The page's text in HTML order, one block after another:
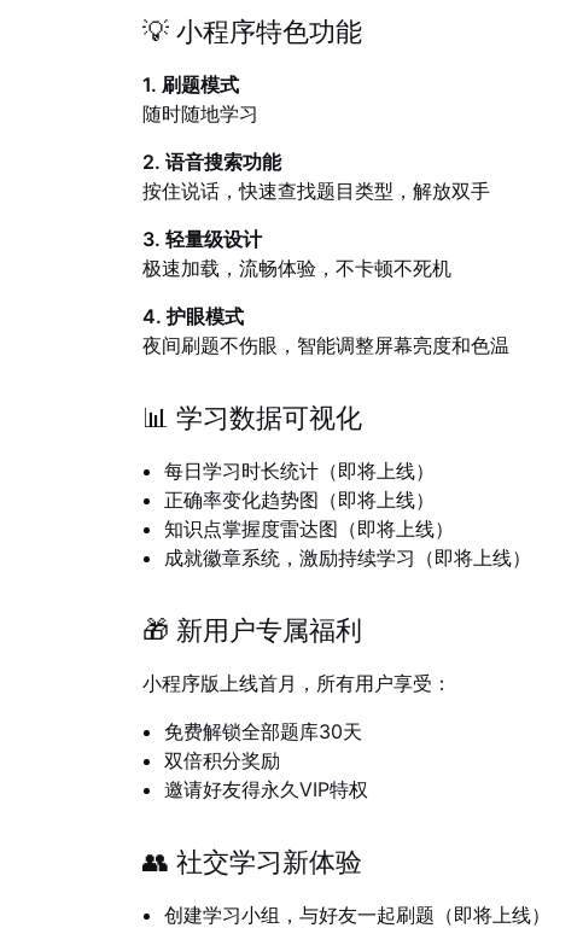
💡 小程序特色功能
1. 刷题模式
随时随地学习
2. 语音搜索功能
按住说话，快速查找题目类型，解放双手
3. 轻量级设计
极速加载，流畅体验，不卡顿不死机
4. 护眼模式
夜间刷题不伤眼，智能调整屏幕亮度和色温
📊 学习数据可视化
每日学习时长统计（即将上线）
正确率变化趋势图 （即将上线）
知识点掌握度雷达图 （即将上线）
成就徽章系统，激励持续学习 （即将上线）
🎁 新用户专属福利
小程序版上线首月，所有用户享受：
免费解锁全部题库30天
双倍积分奖励
邀请好友得永久VIP特权
👥 社交学习新体验
创建学习小组，与好友一起刷题 （即将上线）